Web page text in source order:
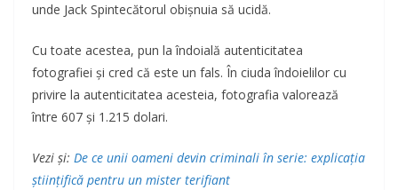
unde Jack Spintecătorul obișnuia să ucidă.
Cu toate acestea, pun la îndoială autenticitatea
fotografiei și cred că este un fals. În ciuda îndoielilor cu
privire la autenticitatea acesteia, fotografia valorează
între 607 și 1.215 dolari.
Vezi și: De ce unii oameni devin criminali în serie: explicația
științifică pentru un mister terifiant